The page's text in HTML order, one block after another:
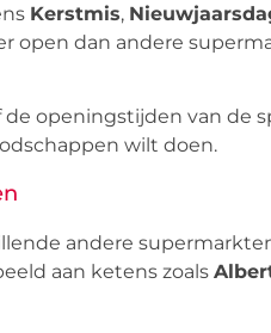
Kerstmis,
open dan andere
openingstijden van de
wilt doen.
andere
aan ketens zoals